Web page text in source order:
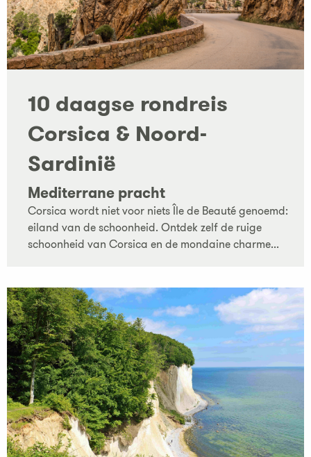
10 daagse rondreis
Corsica & Noord-
Sardinië
Mediterrane pracht
Corsica wordt niet voor niets Île de Beauté genoemd:
eiland van de schoonheid. Ontdek zelf de ruige
schoonheid van Corsica en de mondaine charme...